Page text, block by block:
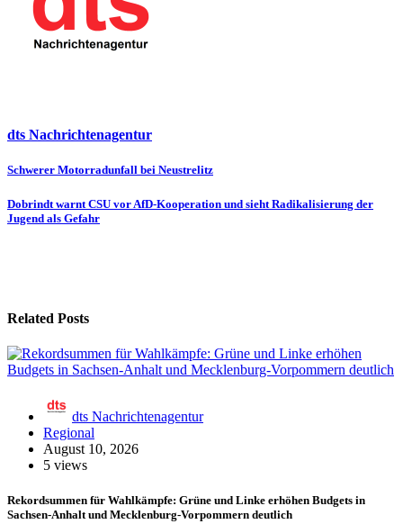
dts Nachrichtenagentur
Beitragsnavigation
Schwerer Motorradunfall bei Neustrelitz
Dobrindt warnt CSU vor AfD-Kooperation und sieht Radikalisierung der
Jugend als Gefahr
Related Posts
dts Nachrichtenagentur
Regional
August 10, 2026
5 views
Rekordsummen für Wahlkämpfe: Grüne und Linke erhöhen Budgets in
Sachsen-Anhalt und Mecklenburg-Vorpommern deutlich